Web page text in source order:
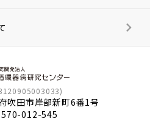
吹田市岸部新町6番1号
012-545